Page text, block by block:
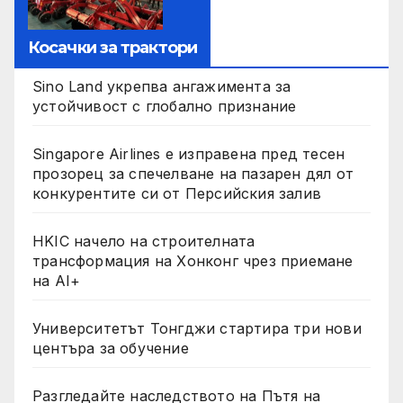
Косачки за трактори
Sino Land укрепва ангажимента за
устойчивост с глобално признание
Singapore Airlines е изправена пред тесен
прозорец за спечелване на пазарен дял от
конкурентите си от Персийския залив
HKIC начело на строителната
трансформация на Хонконг чрез приемане
на AI+
Университетът Тонгджи стартира три нови
центъра за обучение
Разгледайте наследството на Пътя на